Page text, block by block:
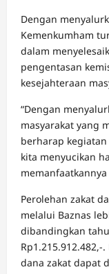
Dengan
Kemenkumham
dalam
pengentasan
kesejahteraan
“Dengan
masyarakat yang
berharap
kita menyucikan
memanfaatkannya
Perolehan zakat
melalui Baznas
dibandingkan
Rp1.215.912.482,-
dana zakat dapat